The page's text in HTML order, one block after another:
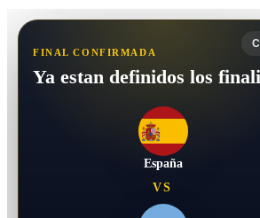
FINAL CONFIRMADA
Ya estan definidos los
España
VS